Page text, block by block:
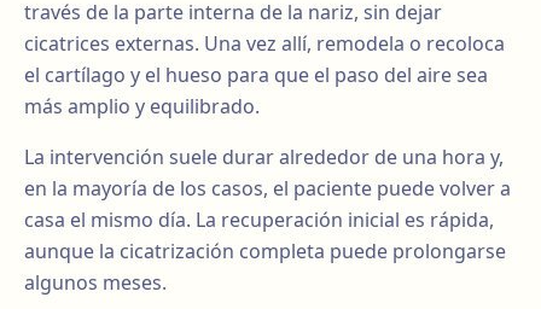
través de la parte interna de la nariz, sin dejar
cicatrices externas. Una vez allí, remodela o recoloca
el cartílago y el hueso para que el paso del aire sea
más amplio y equilibrado.
La intervención suele durar alrededor de una hora y,
en la mayoría de los casos, el paciente puede volver a
casa el mismo día. La recuperación inicial es rápida,
aunque la cicatrización completa puede prolongarse
algunos meses.